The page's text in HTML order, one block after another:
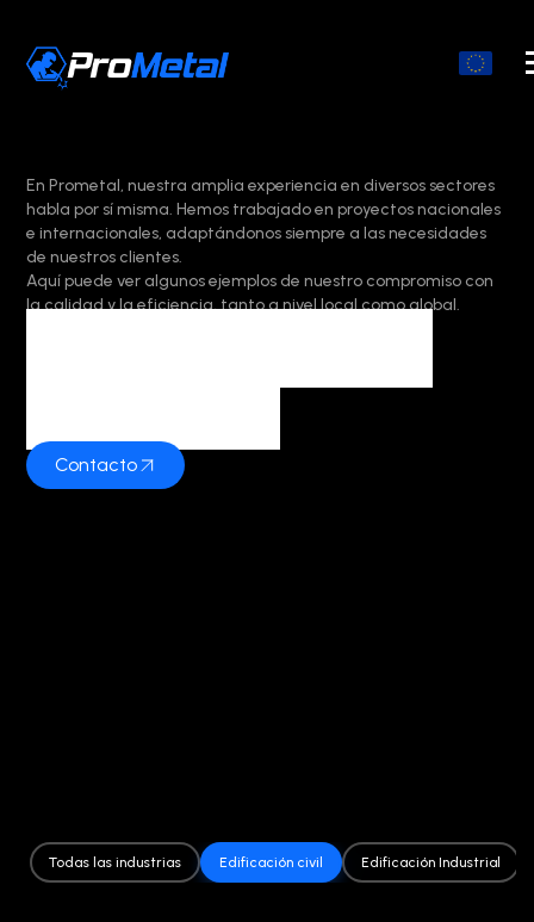
En Prometal, nuestra amplia experiencia en diversos sectores
habla por sí misma. Hemos trabajado en proyectos nacionales
e internacionales, adaptándonos siempre a las necesidades
de nuestros clientes.
Aquí puede ver algunos ejemplos de nuestro compromiso con
la calidad y la eficiencia, tanto a nivel local como global.
Contacto
Todas las industrias Edificación civil Edificación Industrial